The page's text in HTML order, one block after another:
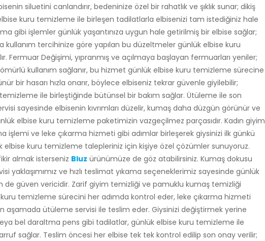
siluetini canlandırır, bedeninize özel bir rahatlık ve şıklık sunar; dikiş
kuru temizleme ile birleşen tadilatlarla elbisenizi tam istediğiniz hale
gibi işlemler günlük yaşantınıza uygun hale getirilmiş bir elbise sağlar;
kullanım tercihinize göre yapılan bu düzeltmeler günlük elbise kuru
Fermuar Değişimi, yıpranmış ve açılmaya başlayan fermuarları yeniler;
kullanım sağlanır, bu hizmet günlük elbise kuru temizleme sürecine
bir hasarı hızla onarır, böylece elbiseniz tekrar güvenle giyilebilir;
ile birleştiğinde bütünsel bir bakım sağlar. Ütüleme ile son
sayesinde elbisenin kıvrımları düzelir, kumaş daha düzgün görünür ve
elbise kuru temizleme paketimizin vazgeçilmez parçasıdır. Kadın giyim
işlemi ve leke çıkarma hizmeti gibi adımlar birleşerek giysinizi ilk günkü
elbise kuru temizleme talepleriniz için kişiye özel çözümler sunuyoruz.
almak isterseniz Bluz ürünümüze de göz atabilirsiniz. Kumaş dokusu
yaklaşımımız ve hızlı teslimat yıkama seçeneklerimiz sayesinde günlük
güven vericidir. Zarif giyim temizliği ve pamuklu kumaş temizliği
temizleme sürecini her adımda kontrol eder, leke çıkarma hizmeti
aşamada ütüleme servisi ile teslim eder. Giysinizi değiştirmek yerine
bel daraltma pens gibi tadilatlar, günlük elbise kuru temizleme ile
sağlar. Teslim öncesi her elbise tek tek kontrol edilip son onay verilir;